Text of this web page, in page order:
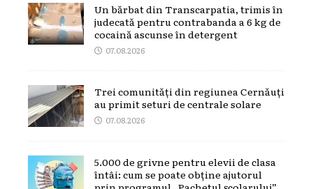
Un bărbat din Transcarpatia, trimis în
judecată pentru contrabanda a 6 kg de
cocaină ascunse în detergent
07.08.2026
Trei comunități din regiunea Cernăuți
au primit seturi de centrale solare
07.08.2026
5.000 de grivne pentru elevii de clasa
întâi: cum se poate obține ajutorul